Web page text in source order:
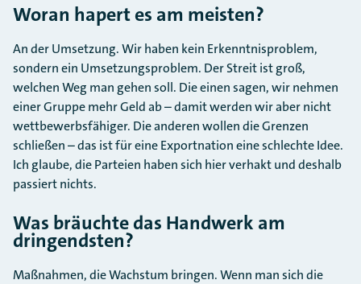
Woran hapert es am meisten?
An der Umsetzung. Wir haben kein Erkenntnisproblem,
sondern ein Umsetzungsproblem. Der Streit ist groß,
welchen Weg man gehen soll. Die einen sagen, wir nehmen
einer Gruppe mehr Geld ab – damit werden wir aber nicht
wettbewerbsfähiger. Die anderen wollen die Grenzen
schließen – das ist für eine Exportnation eine schlechte Idee.
Ich glaube, die Parteien haben sich hier verhakt und deshalb
passiert nichts.
Was bräuchte das Handwerk am
dringendsten?
Maßnahmen, die Wachstum bringen. Wenn man sich die